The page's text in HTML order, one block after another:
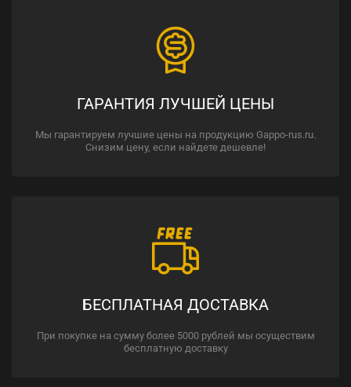
ГАРАНТИЯ ЛУЧШЕЙ ЦЕНЫ
Мы гарантируем лучшие цены на продукцию Gappo-rus.ru.
Снизим цену, если найдете дешевле!
БЕСПЛАТНАЯ ДОСТАВКА
При покупке на сумму более 5000 рублей мы осуществим
бесплатную доставку